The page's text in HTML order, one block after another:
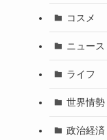
コスメ
ニュース
ライフ
世界情勢
政治経済